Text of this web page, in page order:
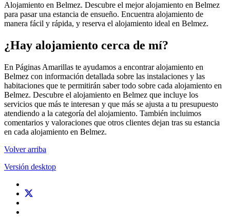
Alojamiento en Belmez. Descubre el mejor alojamiento en Belmez
para pasar una estancia de ensueño. Encuentra alojamiento de
manera fácil y rápida, y reserva el alojamiento ideal en Belmez.
¿Hay alojamiento cerca de mí?
En Páginas Amarillas te ayudamos a encontrar alojamiento en
Belmez con información detallada sobre las instalaciones y las
habitaciones que te permitirán saber todo sobre cada alojamiento en
Belmez. Descubre el alojamiento en Belmez que incluye los
servicios que más te interesan y que más se ajusta a tu presupuesto
atendiendo a la categoría del alojamiento. También incluimos
comentarios y valoraciones que otros clientes dejan tras su estancia
en cada alojamiento en Belmez.
Volver arriba
Versión desktop